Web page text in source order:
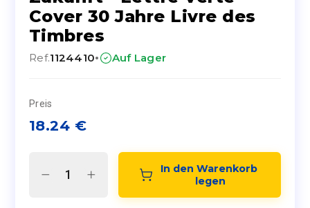
Cover 30 Jahre Livre des
Timbres
Ref.1124410· Auf Lager
Preis
18.24 €
In den Warenkorb
legen